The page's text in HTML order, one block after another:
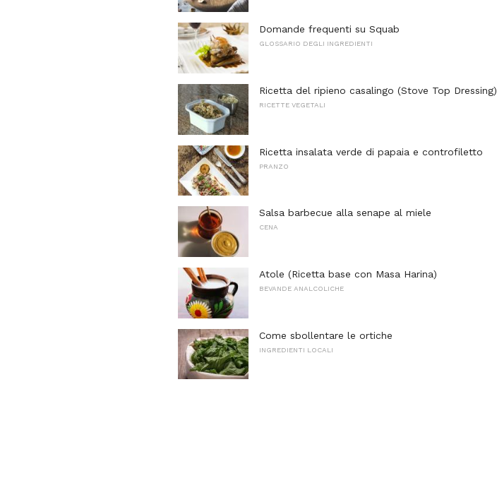
Domande frequenti su Squab
GLOSSARIO DEGLI INGREDIENTI
Ricetta del ripieno casalingo (Stove Top Dressing)
RICETTE VEGETALI
Ricetta insalata verde di papaia e controfiletto
PRANZO
Salsa barbecue alla senape al miele
CENA
Atole (Ricetta base con Masa Harina)
BEVANDE ANALCOLICHE
Come sbollentare le ortiche
INGREDIENTI LOCALI